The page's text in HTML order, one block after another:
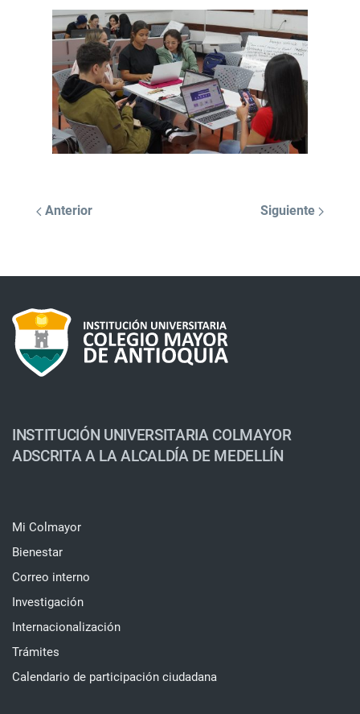
Anterior Siguiente
INSTITUCIÓN UNIVERSITARIA COLMAYOR
ADSCRITA A LA ALCALDÍA DE MEDELLÍN
Mi Colmayor
Bienestar
Correo interno
Investigación
Internacionalización
Trámites
Calendario de participación ciudadana